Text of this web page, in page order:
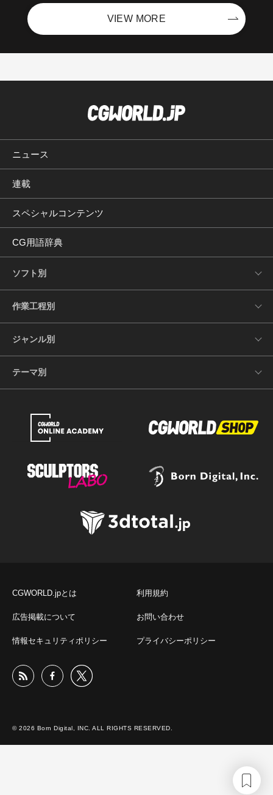
VIEW MORE
ニュース
連載
スペシャルコンテンツ
CG用語辞典
ソフト別
作業工程別
ジャンル別
テーマ別
CGWORLD.jpとは 利用規約
広告掲載について お問い合わせ
情報セキュリティポリシー プライバシーポリシー
© 2026 Born Digital, INC. ALL RIGHTS RESERVED.